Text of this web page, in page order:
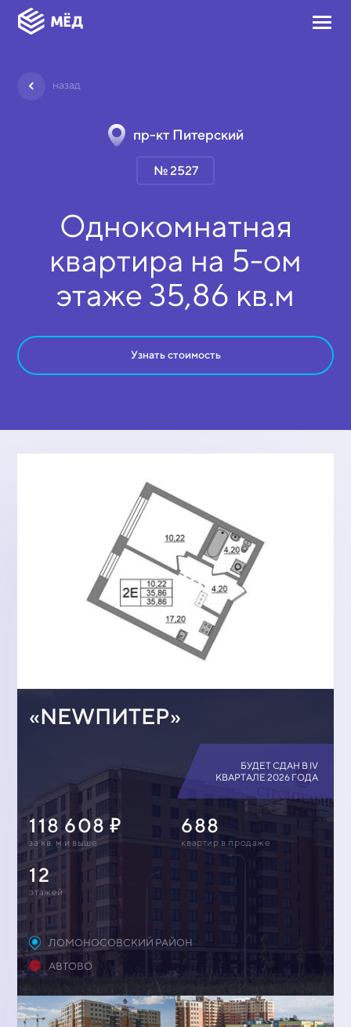
назад
пр-кт Питерский
№ 2527
Однокомнатная
квартира на 5-ом
этаже 35,86 кв.м
Узнать стоимость
«NEWПИТЕР»
БУДЕТ СДАН В IV
КВАРТАЛЕ 2026 ГОДА
118 608
за кв. м и выше
688
квартир в продаже
12
этажей
ЛОМОНОСОВСКИЙ РАЙОН
АВТОВО